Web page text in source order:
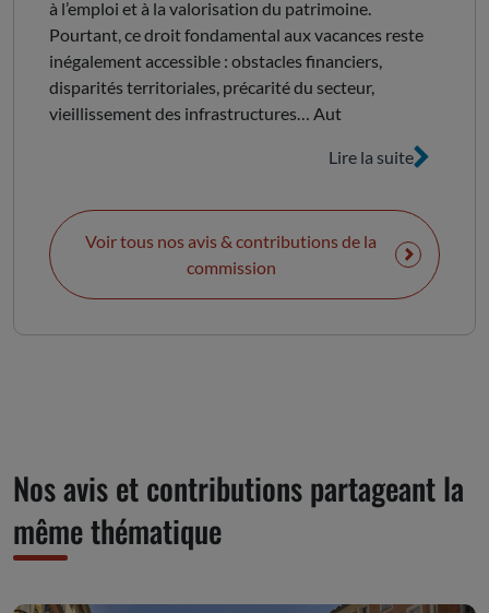
à l’emploi et à la valorisation du patrimoine.
Pourtant, ce droit fondamental aux vacances reste
inégalement accessible : obstacles financiers,
disparités territoriales, précarité du secteur,
vieillissement des infrastructures… Aut
Lire la suite
Voir tous nos avis & contributions de la
commission
Nos avis et contributions partageant la
même thématique